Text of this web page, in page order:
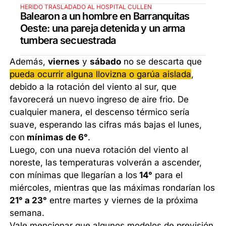
HERIDO TRASLADADO AL HOSPITAL CULLEN
Balearon a un hombre en Barranquitas
Oeste: una pareja detenida y un arma
tumbera secuestrada
Además,viernes ysábado no se descarta que
pueda ocurrir alguna llovizna o garúa aislada,
debido a la rotación del viento al sur, que
favorecerá un nuevo ingreso de aire frio. De
cualquier manera, el descenso térmico sería
suave, esperando las cifras más bajas el lunes,
con mínimas de 6°.
Luego, con una nueva rotación del viento al
noreste, las temperaturas volverán a ascender,
con mínimas que llegarían a los 14° para el
miércoles, mientras que las máximas rondarían los
21° a 23° entre martes y viernes de la próxima
semana.